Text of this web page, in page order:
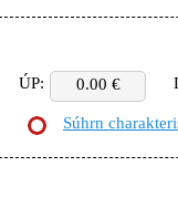
ÚP: 0.00 €
Súhrn